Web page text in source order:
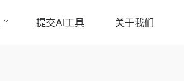
提交AI工具 关于我们